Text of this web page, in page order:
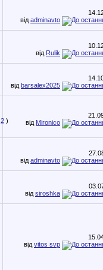
від adminavto
від Rulik
від barsalex2025
2 )
від Mironico
від adminavto
від siroshka
від vitos svp